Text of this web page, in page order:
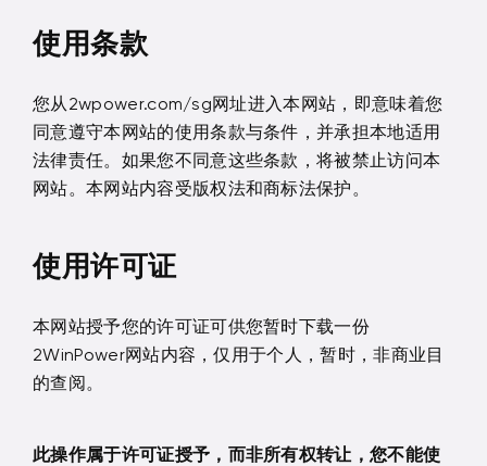
使用条款
您从2wpower.com/sg网址进入本网站，即意味着您
同意遵守本网站的使用条款与条件，并承担本地适用
法律责任。如果您不同意这些条款，将被禁止访问本
网站。本网站内容受版权法和商标法保护。
使用许可证
本网站授予您的许可证可供您暂时下载一份
2WinPower网站内容，仅用于个人，暂时，非商业目
的查阅。
此操作属于许可证授予，而非所有权转让，您不能使